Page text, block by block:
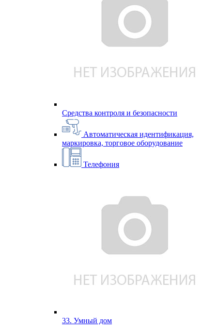
Средства контроля и безопасности
Автоматическая идентификация,
маркировка, торговое оборудование
Телефония
33. Умный дом